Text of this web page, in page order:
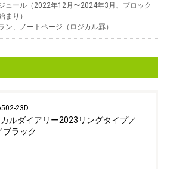
ュール（2022年12月〜2024年3月、ブロック
まり）
ン、ノートページ（ロジカル罫）
23D
ルダイアリー2023リングタイプ／
ブラック